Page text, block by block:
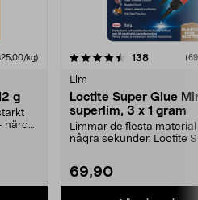
kg)
g
138
Lim
Loctite Super Glue
superlim, 3 x 1 gram
Limmar de flesta material
några sekunder. Loctite
69,90
4.5 av 5 stjärnor